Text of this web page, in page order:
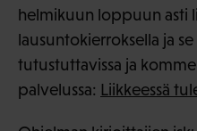
helmikuun loppuun asti
lausuntokierroksella ja
tutustuttavissa ja
palvelussa: Liikkeessä